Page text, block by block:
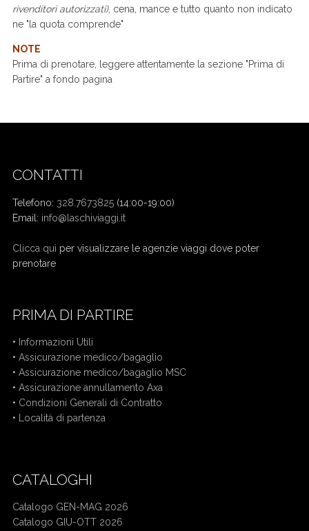
rivenditori autorizzati), cena, mance e tutto quanto non indicato
ne "la quota comprende"
NOTE
Prima di prenotare, leggere attentamente la sezione "Prima di
Partire" a fondo pagina
CONTATTI
Telefono: 328.7673825 (14:00-19:00)
Email: info@laschiviaggi.it
Clicca qui per visualizzare le agenzie viaggi dove poter
prenotare
PRIMA DI PARTIRE
• Informazioni Utili
• Assicurazione medico/bagaglio
• Assicurazione medico/bagaglio MSC
• Assicurazione annullamento Axa
• Condizioni Generali di Contratto
• Località di partenza
CATALOGHI
Catalogo GEN-MAG 2026
Catalogo GIU-OTT 2026